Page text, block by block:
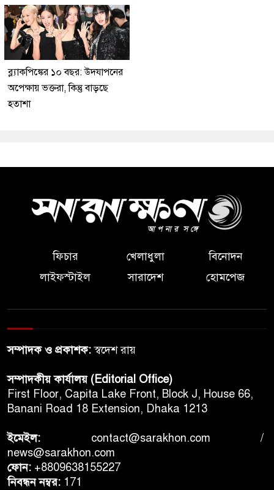
ব্ল্যাকপিঙ্কের ১০ বছর: উদযাপনের
অপেক্ষায় ভক্তরা, কিন্তু বাড়ছে
হতাশা
ফিচার খেলাধুলা
বিনোদন
লাইফস্টাইল
সারাদেশ হোমপেজ
সম্পাদক ও প্রকাশক:স্বদেশ রায়
সম্পাদকীয় কার্যালয় (Editorial Office)
First Floor, Capita Lake Front, Block J, House 66,
Banani Road 18 Extension, Dhaka 1213
ইমেইল: contact@sarakhon.com /
news@sarakhon.com
ফোন: +8809638155227
নিবন্ধন নম্বর: 171